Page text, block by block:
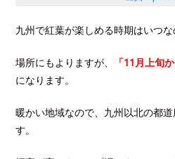
九州で紅葉が楽しめる時期はいつ
場所にもよりますが、
「11月上旬
になります。
暖かい地域なので、九州以北の都
す。